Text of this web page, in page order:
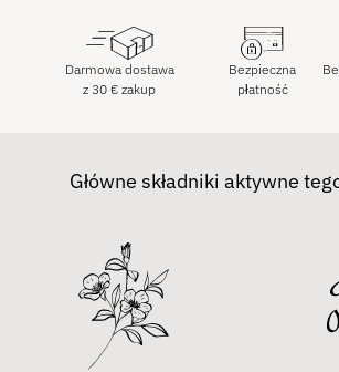
Darmowa dostawa
z30€ zakup
Bezpieczna
płatność
Główne składniki aktywne